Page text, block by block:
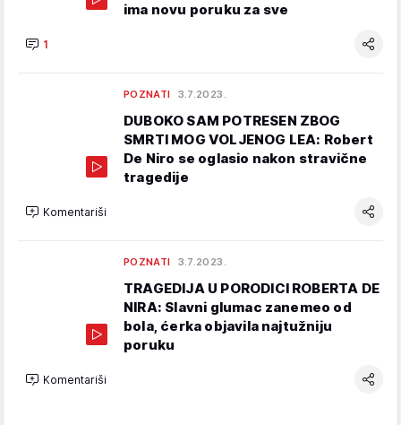
ima novu poruku za sve
1
POZNATI 3.7.2023.
DUBOKO SAM POTRESEN ZBOG
SMRTI MOG VOLJENOG LEA: Robert
De Niro se oglasio nakon stravične
tragedije
Komentariši
POZNATI 3.7.2023.
TRAGEDIJA U PORODICI ROBERTA DE
NIRA: Slavni glumac zanemeo od
bola, ćerka objavila najtužniju
poruku
Komentariši